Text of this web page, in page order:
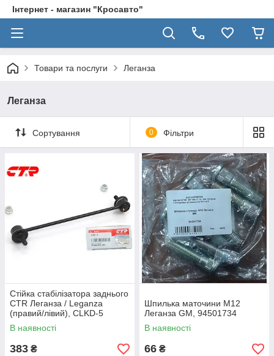
Інтернет - магазин "Кросавто"
Товари та послуги Леганза
Леганза
Сортування 0 Фільтри
Стійка стабілізатора заднього
CTR Леганза / Leganza
(правий/лівий), CLKD-5
В наявності
383 ₴
Шпилька маточини М12
Леганза GM, 94501734
В наявності
66 ₴